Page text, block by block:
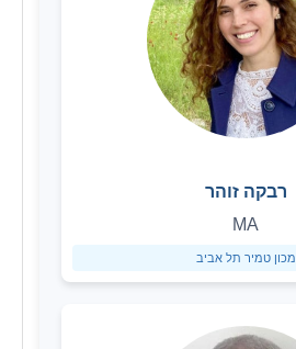
רבקה זוהר
MA
מכון טמיר תל אביב